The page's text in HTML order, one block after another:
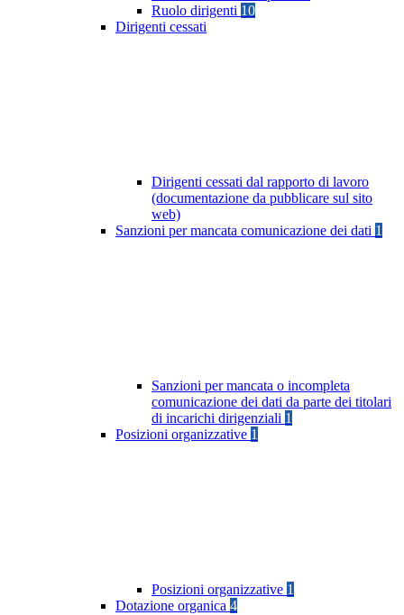
Ruolo dirigenti 10
Dirigenti cessati
Dirigenti cessati dal rapporto di lavoro
(documentazione da pubblicare sul sito
web)
Sanzioni per mancata comunicazione dei dati 1
Sanzioni per mancata o incompleta
comunicazione dei dati da parte dei titolari
di incarichi dirigenziali 1
Posizioni organizzative 1
Posizioni organizzative 1
Dotazione organica 4